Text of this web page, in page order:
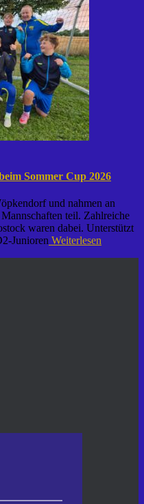
Sommer Cup 2026
und nahmen an
teil. Zahlreiche
waren dabei. Unterstützt
Junioren Weiterlesen